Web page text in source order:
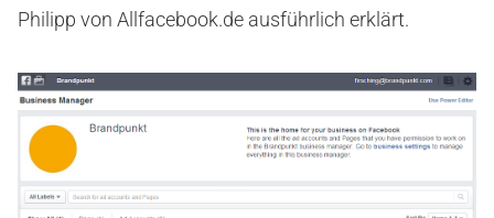
Philipp von Allfacebook.de ausführlich erklärt.